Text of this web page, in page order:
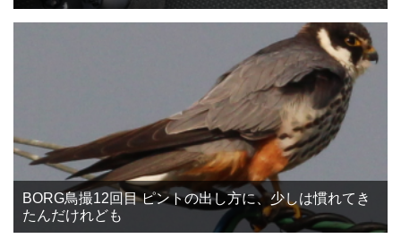
BORG鳥撮12回目 ピントの出し方に、少しは慣れてき
たんだけれども